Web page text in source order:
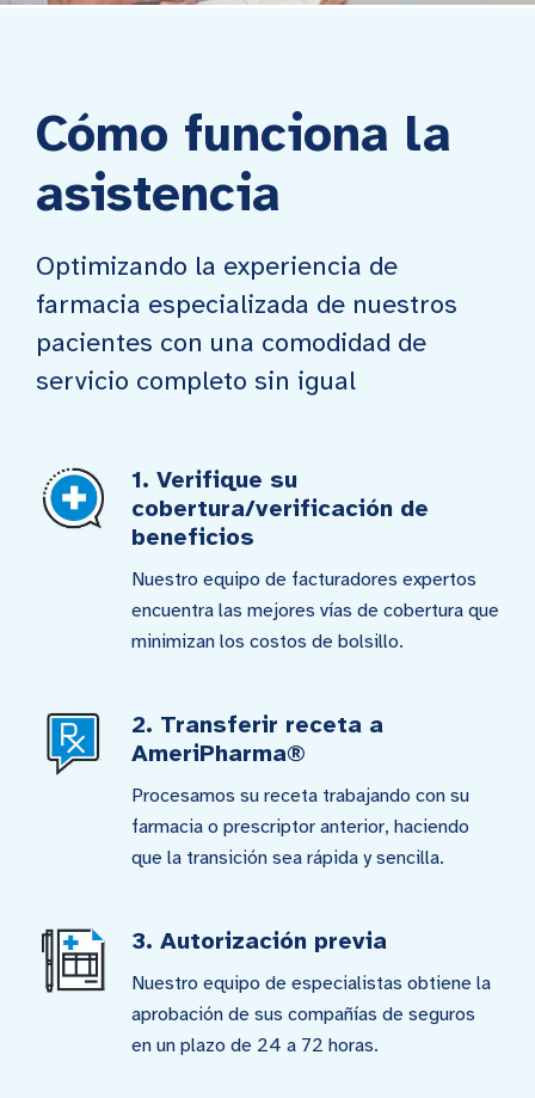
Cómo funciona la
asistencia
Optimizando la experiencia de
farmacia especializada de nuestros
pacientes con una comodidad de
servicio completo sin igual
1. Verifique su
cobertura/verificación de
beneficios
Nuestro equipo de facturadores expertos
encuentra las mejores vías de cobertura que
minimizan los costos de bolsillo.
2. Transferir receta a
AmeriPharma®
Procesamos su receta trabajando con su
farmacia o prescriptor anterior, haciendo
que la transición sea rápida y sencilla.
3. Autorización previa
Nuestro equipo de especialistas obtiene la
aprobación de sus compañías de seguros
en un plazo de 24 a 72 horas.